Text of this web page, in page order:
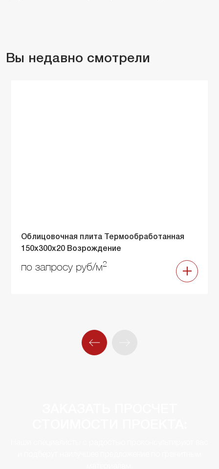
Вы недавно смотрели
Облицовочная плита Термообработанная
150х300х20 Возрождение
по запросу руб/м2